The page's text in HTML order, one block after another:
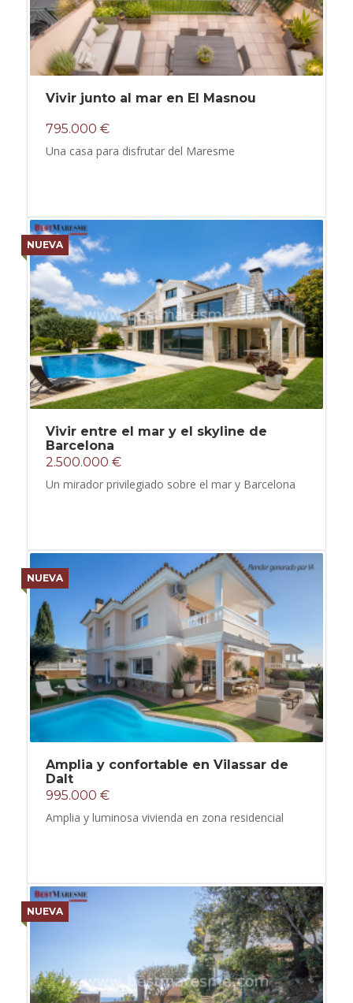
Vivir junto al mar en El Masnou
795.000 €
Una casa para disfrutar del Maresme
NUEVA
Vivir entre el mar y el skyline de
Barcelona
2.500.000 €
Un mirador privilegiado sobre el mar y Barcelona
NUEVA
Amplia y confortable en Vilassar de
Dalt
995.000 €
Amplia y luminosa vivienda en zona residencial
NUEVA